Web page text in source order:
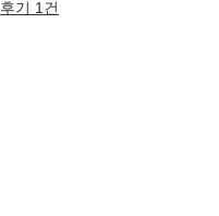
후기 1건